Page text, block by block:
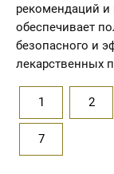
рекомендаций и
обеспечивает
безопасного и
лекарственных
1 2
7